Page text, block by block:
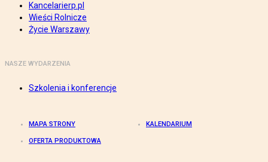
Kancelarierp.pl
Wieści Rolnicze
Życie Warszawy
NASZE WYDARZENIA
Szkolenia i konferencje
MAPA STRONY KALENDARIUM
OFERTA PRODUKTOWA